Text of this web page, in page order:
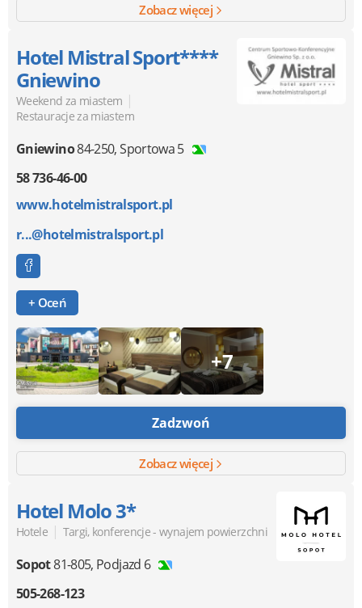
Zobacz więcej
Hotel Mistral Sport****
Gniewino
Weekend za miastem |
Restauracje za miastem
Gniewino84-250,Sportowa 5
58 736-46-00
www.hotelmistralsport.pl
r...@hotelmistralsport.pl
+ Oceń
+7
Zadzwoń
Zobacz więcej
Hotel Molo 3*
Hotele | Targi, konferencje - wynajem powierzchni
Sopot81-805, Podjazd 6
505-268-123